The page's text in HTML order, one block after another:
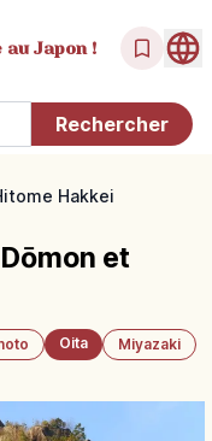
au Japon !
Hakkei
et
Oita
Miyazaki